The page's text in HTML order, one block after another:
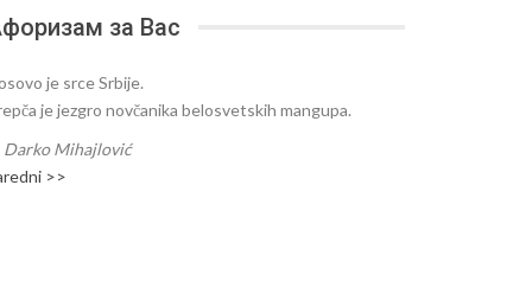
за Вас
je srce Srbije.
je jezgro novčanika belosvetskih mangupa.
Darko Mihajlović
>>